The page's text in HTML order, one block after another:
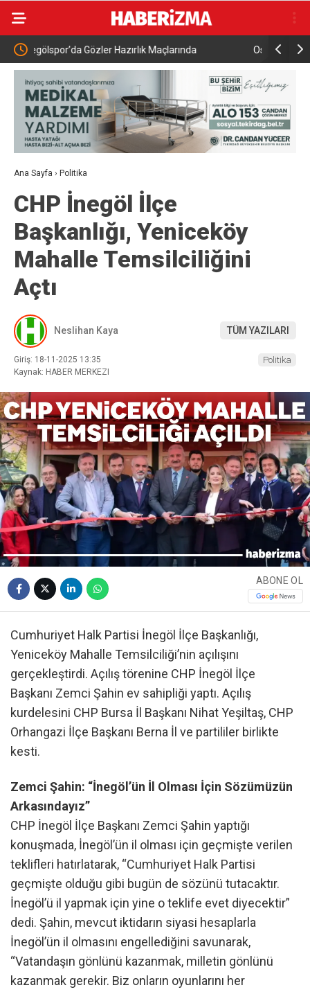
Osmangazi’de oyuncaklar paylaştıkça çoğalacak
Ana Sayfa › Politika
CHP İnegöl İlçe
Başkanlığı, Yeniceköy
Mahalle Temsilciliğini
Açtı
Neslihan Kaya TÜM YAZILARI
Giriş: 18-11-2025 13:35
Kaynak: HABER MERKEZI
Politika
ABONE OL
Cumhuriyet Halk Partisi İnegöl İlçe Başkanlığı,
Yeniceköy Mahalle Temsilciliği’nin açılışını
gerçekleştirdi. Açılış törenine CHP İnegöl İlçe
Başkanı Zemci Şahin ev sahipliği yaptı. Açılış
kurdelesini CHP Bursa İl Başkanı Nihat Yeşiltaş, CHP
Orhangazi İlçe Başkanı Berna İl ve partililer birlikte
kesti.
Zemci Şahin: “İnegöl’ün İl Olması İçin Sözümüzün
Arkasındayız”
CHP İnegöl İlçe Başkanı Zemci Şahin yaptığı
konuşmada, İnegöl’ün il olması için geçmişte verilen
teklifleri hatırlatarak, “Cumhuriyet Halk Partisi
geçmişte olduğu gibi bugün de sözünü tutacaktır.
İnegöl’ü il yapmak için yine o teklife evet diyecektir”
dedi. Şahin, mevcut iktidarın siyasi hesaplarla
İnegöl’ün il olmasını engellediğini savunarak,
“Vatandaşın gönlünü kazanmak, milletin gönlünü
kazanmak gerekir. Biz onların oyunlarını her